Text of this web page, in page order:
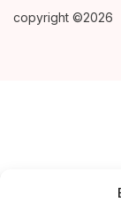
copyright ©2026